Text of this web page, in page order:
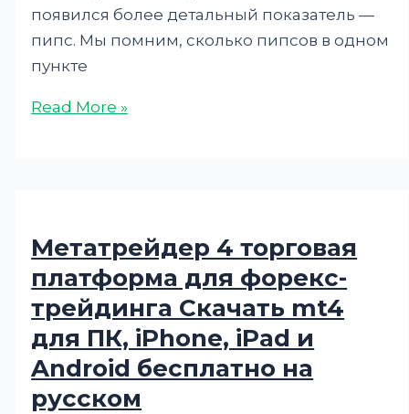
появился более детальный показатель —
пипс. Мы помним, сколько пипсов в одном
пункте
Read More »
Метатрейдер 4 торговая
платформа для форекс-
трейдинга Скачать mt4
для ПК, iPhone, iPad и
Android бесплатно на
русском